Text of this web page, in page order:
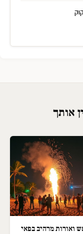
אותך
ואורות מרהיב בפאי